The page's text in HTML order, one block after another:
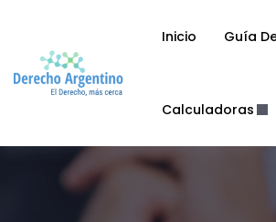
Inicio Guía
Calculadoras